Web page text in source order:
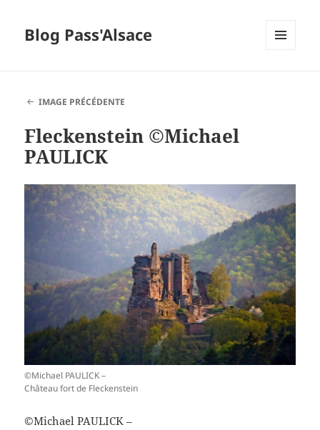
Blog Pass'Alsace
IMAGE PRÉCÉDENTE
Fleckenstein ©Michael
PAULICK
©Michael PAULICK –
Château fort de Fleckenstein
©Michael PAULICK –